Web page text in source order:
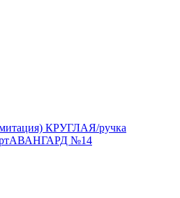
КРУГЛАЯ/ручка
№14